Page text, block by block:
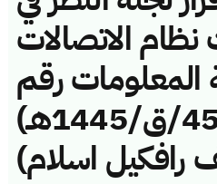
الاتصالات
المعلومات رقم
(45114468/ق/1445هـ)
رافكيل اسلام)